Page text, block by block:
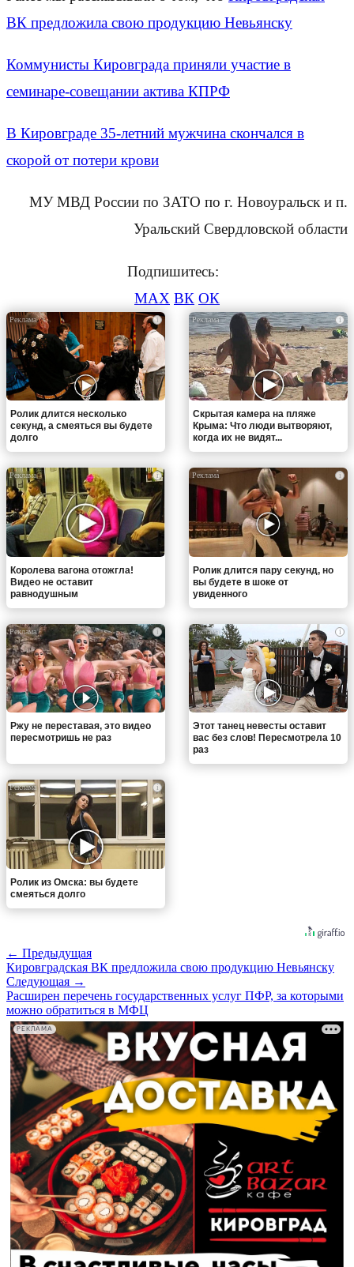
ВК предложила свою продукцию Невьянску
Коммунисты Кировграда приняли участие в
семинаре-совещании актива КПРФ
В Кировграде 35-летний мужчина скончался в
скорой от потери крови
МУ МВД России по ЗАТО по г. Новоуральск и п.
Уральский Свердловской области
Подпишитесь:
MAX ВК ОК
i
Ролик длится несколько
секунд, а смеяться вы будете
долго
i
Скрытая камера на пляже
Крыма: Что люди вытворяют,
когда их не видят...
i
Королева вагона отожгла!
Видео не оставит
равнодушным
i
Ролик длится пару секунд, но
вы будете в шоке от
увиденного
i
Ржу не переставая, это видео
пересмотришь не раз
i
Этот танец невесты оставит
вас без слов! Пересмотрела 10
раз
i
Ролик из Омска: вы будете
смеяться долго
← Предыдущая
Кировградская ВК предложила свою продукцию Невьянску
Следующая →
Расширен перечень государственных услуг ПФР, за которыми
можно обратиться в МФЦ
РЕКЛАМА